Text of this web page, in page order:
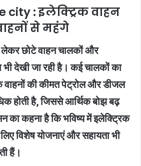
city : इलेक्ट्रिक वाहन
से महंगे
छोटे वाहन चालकों और
भी देखी जा रही है। कई चालकों का
वाहनों की कीमत पेट्रोल और डीजल
होती है, जिससे आर्थिक बोझ बढ़
का कहना है कि भविष्य में इलेक्ट्रिक
विशेष योजनाएं और सहायता भी
हैं।